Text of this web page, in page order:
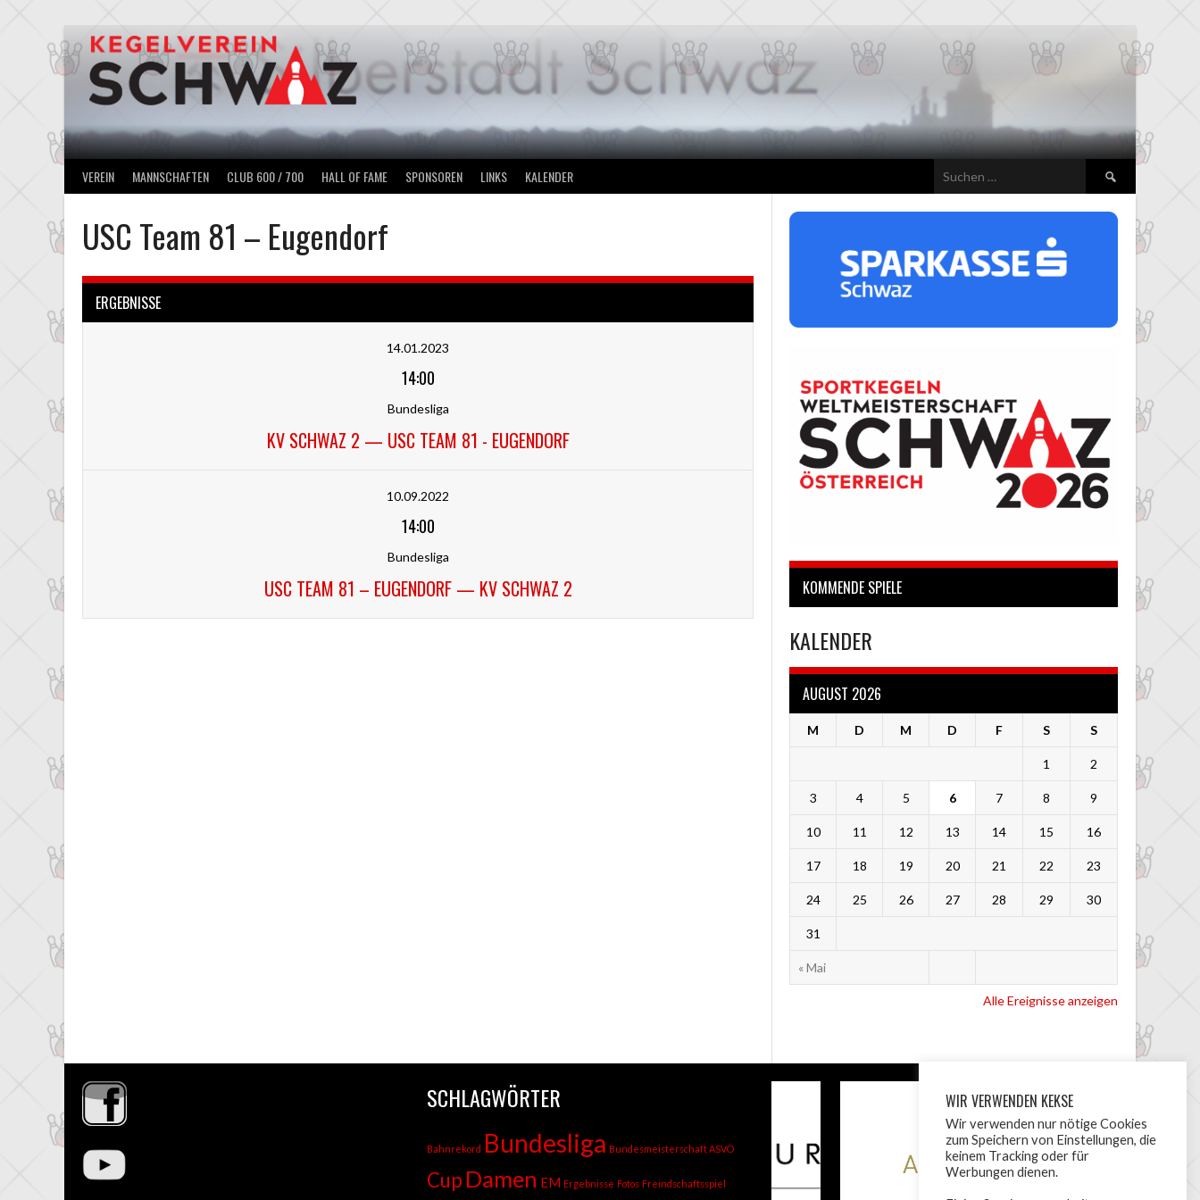
VEREIN MANNSCHAFTEN CLUB 600 / 700 HALL OF FAME SPONSOREN LINKS KALENDER
Suchen
nach:
USC Team 81 – Eugendorf
ERGEBNISSE
14.01.2023
14:00
Bundesliga
KV SCHWAZ 2 — USC TEAM 81 - EUGENDORF
10.09.2022
14:00
Bundesliga
USC TEAM 81 – EUGENDORF — KV SCHWAZ 2 KOMMENDE SPIELE
KALENDER
AUGUST 2026
M D M D F S S
« Mai
1 2
3 4 5 6 7 8 9
10 11 12 13 14 15 16
17 18 19 20 21 22 23
24 25 26 27 28 29 30
31
Alle Ereignisse anzeigen
SCHLAGWÖRTER
Bahnrekord Bundesliga Bundesmeisterschaft ASVÖ
Cup Damen EM Ergebnisse Fotos Freindschaftsspiel
WIR VERWENDEN KEKSE
Wir verwenden nur nötige Cookies
zum Speichern von Einstellungen, die
keinem Tracking oder für
Werbungen dienen.